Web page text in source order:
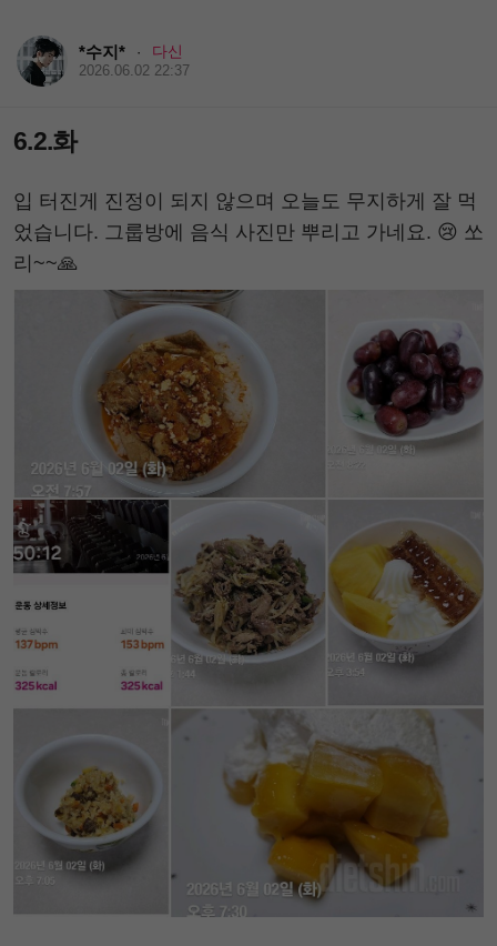
*수지* · 다신
2026.06.02 22:37
6.2.화
입 터진게 진정이 되지 않으며 오늘도 무지하게 잘 먹
었습니다. 그룹방에 음식 사진만 뿌리고 가네요. 😢 쏘
리~~🙏